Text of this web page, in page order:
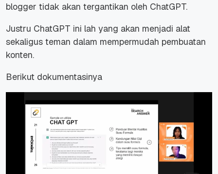
blogger tidak akan tergantikan oleh ChatGPT.
Justru ChatGPT ini lah yang akan menjadi alat
sekaligus teman dalam mempermudah pembuatan
konten.
Berikut dokumentasinya